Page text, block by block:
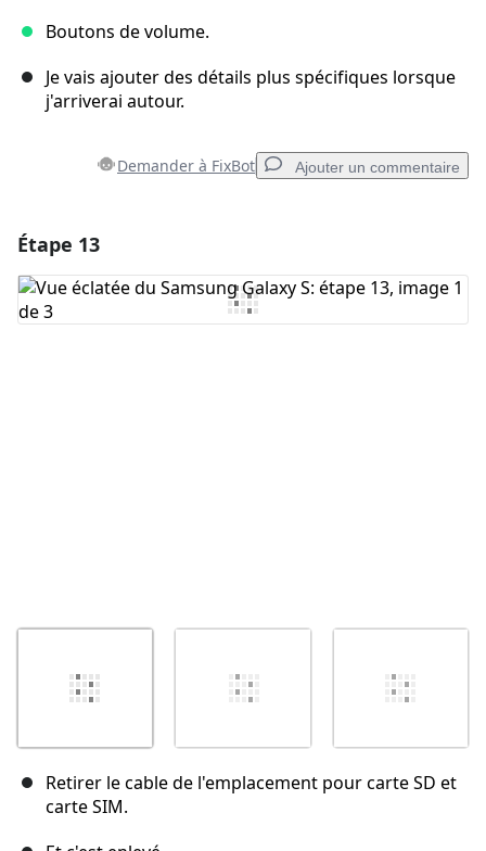
Boutons de volume.
Je vais ajouter des détails plus spécifiques lorsque
j'arriverai autour.
Demander à FixBot Ajouter un commentaire
Ajouter un commentaire
Étape 13
Retirer le cable de l'emplacement pour carte SD et
carte SIM.